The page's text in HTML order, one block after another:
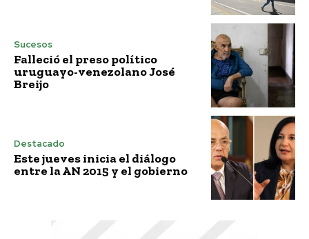
Sucesos
Falleció el preso político
uruguayo-venezolano José
Breijo
Destacado
Este jueves inicia el diálogo
entre la AN 2015 y el gobierno